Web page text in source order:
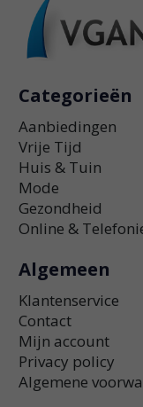
Categorieën
Aanbiedingen
Vrije Tijd
Huis & Tuin
Mode
Gezondheid
Online &
Algemeen
Klantenservice
Contact
Mijn account
Privacy policy
Algemene